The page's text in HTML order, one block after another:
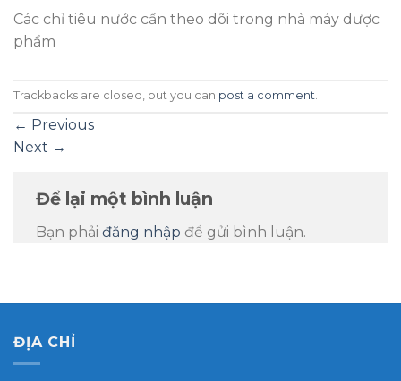
Các chỉ tiêu nước cần theo dõi trong nhà máy dược
phẩm
Trackbacks are closed, but you can post a comment.
← Previous
Next →
Để lại một bình luận
Bạn phải đăng nhập để gửi bình luận.
ĐỊA CHỈ